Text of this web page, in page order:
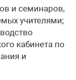
и семинаров,
учителями;
кабинета по
и